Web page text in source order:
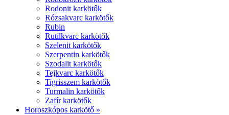
Rodonit karkötők
Rózsakvarc karkötők
Rubin
Rutilkvarc karkötők
Szelenit karkötők
Szerpentin karkötők
Szodalit karkötők
Tejkvarc karkötők
Tigrisszem karkötők
Turmalin karkötők
Zafír karkötők
Horoszkópos karkötő »